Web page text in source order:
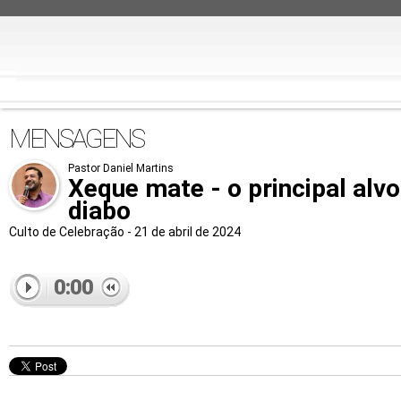
MENSAGENS
Pastor Daniel Martins
Xeque mate - o principal
diabo
Culto de Celebração - 21 de abril de 2024
0:00